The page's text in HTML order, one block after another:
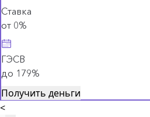
Ставка
от 0%
ГЭСВ
до 179%
Получить деньги
<